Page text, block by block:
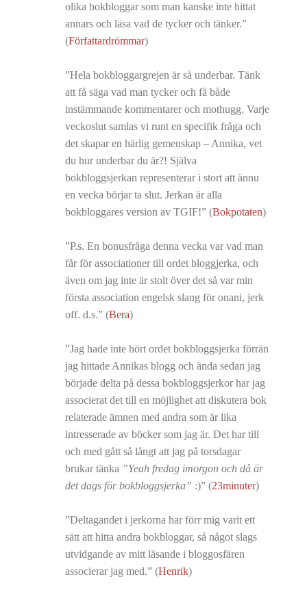
olika bokbloggar som man kanske inte hittat
annars och läsa vad de tycker och tänker.”
(Författardrömmar)
”Hela bokbloggargrejen är så underbar. Tänk
att få säga vad man tycker och få både
instämmande kommentarer och mothugg. Varje
veckoslut samlas vi runt en specifik fråga och
det skapar en härlig gemenskap – Annika, vet
du hur underbar du är?! Själva
bokbloggsjerkan representerar i stort att ännu
en vecka börjar ta slut. Jerkan är alla
bokbloggares version av TGIF!” (Bokpotaten)
”P.s. En bonusfråga denna vecka var vad man
får för associationer till ordet bloggjerka, och
även om jag inte är stolt över det så var min
första association engelsk slang för onani, jerk
off. d.s.” (Bera)
”Jag hade inte hört ordet bokbloggsjerka förrän
jag hittade Annikas blogg och ända sedan jag
började delta på dessa bokbloggsjerkor har jag
associerat det till en möjlighet att diskutera bok
relaterade ämnen med andra som är lika
intresserade av böcker som jag är. Det har till
och med gått så långt att jag på torsdagar
brukar tänka ”Yeah fredag imorgon och då är
det dags för bokbloggsjerka” :)” (23minuter)
”Deltagandet i jerkorna har förr mig varit ett
sätt att hitta andra bokbloggar, så något slags
utvidgande av mitt läsande i bloggosfären
associerar jag med.” (Henrik)